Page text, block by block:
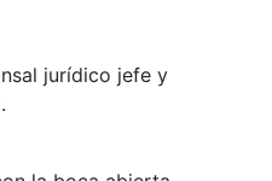
jurídico jefe y
.